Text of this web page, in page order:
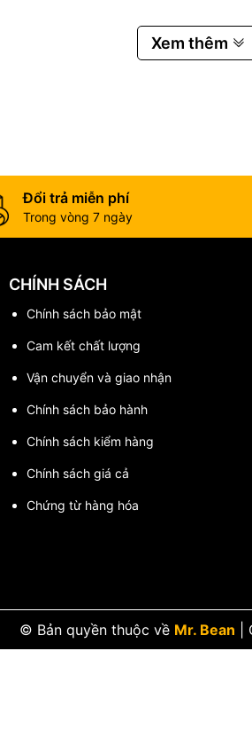
model SF
Xem thêm
Đổi trả miễn phí
Trong vòng 7 ngày
CHÍNH SÁCH
Chính sách bảo mật
Cam kết chất lượng
Vận chuyển và giao nhận
Chính sách bảo hành
Chính sách kiểm hàng
Chính sách giá cả
Chứng từ hàng hóa
© Bản quyền thuộc về Mr. Bean